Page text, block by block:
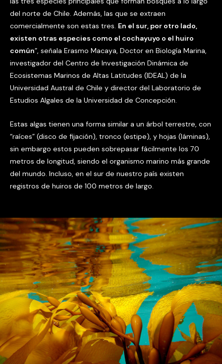
del norte de Chile. Además, las que se extraen
comercialmente son estas tres. En el sur, por otro lado,
existen otras especies como el cochayuyo o el huiro
común”, señala Erasmo Macaya, Doctor en Biología Marina,
investigador del Centro de Investigación Dinámica de
Ecosistemas Marinos de Altas Latitudes (IDEAL) de la
Universidad Austral de Chile y director del Laboratorio de
Estudios Algales de la Universidad de Concepción.
Estas algas tienen una forma similar a un árbol terrestre, con
“raíces” (disco de fijación), tronco (estipe), y hojas (láminas),
sin embargo estos pueden sobrepasar fácilmente los 70
metros de longitud, siendo el organismo marino más grande
del mundo. Incluso, en el sur de nuestro país existen
registros de huiros de 100 metros de largo.